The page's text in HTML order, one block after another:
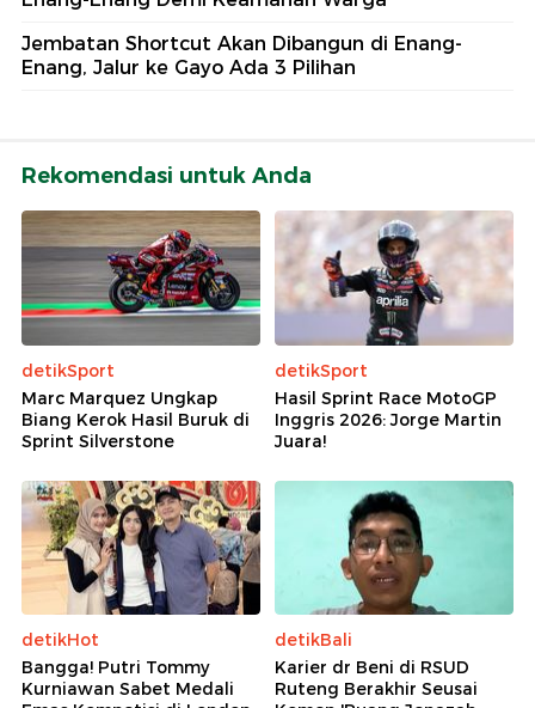
Jembatan Shortcut Akan Dibangun di Enang-
Enang, Jalur ke Gayo Ada 3 Pilihan
Rekomendasi untuk Anda
detikSport
Marc Marquez Ungkap
Biang Kerok Hasil Buruk di
Sprint Silverstone
detikSport
Hasil Sprint Race MotoGP
Inggris 2026: Jorge Martin
Juara!
detikHot
Bangga! Putri Tommy
Kurniawan Sabet Medali
detikBali
Karier dr Beni di RSUD
Ruteng Berakhir Seusai